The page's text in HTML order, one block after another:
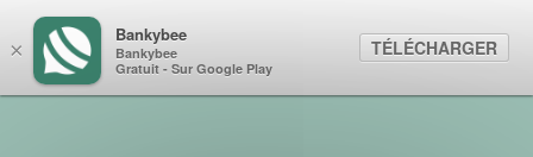
×
Bankybee
Bankybee
Gratuit - Sur Google Play
TÉLÉCHARGER